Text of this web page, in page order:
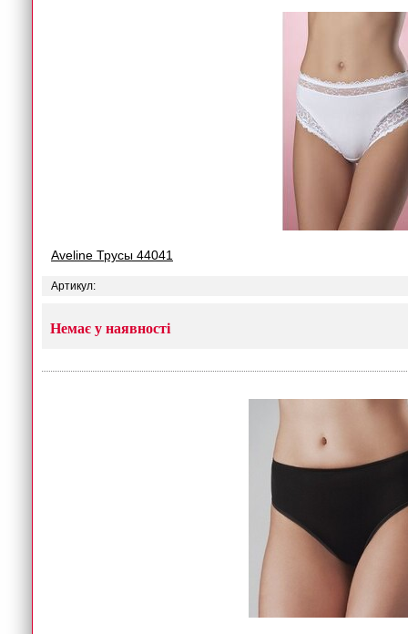
Aveline Трусы 44041
Артикул:
Немає у наявності